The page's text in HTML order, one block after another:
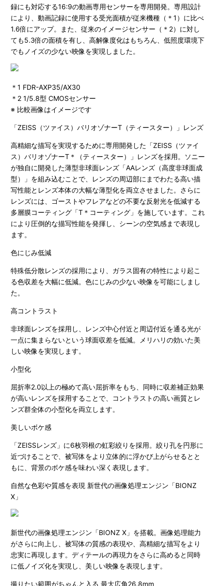
録にも対応する16:9の動画専用センサーを専用開発。専用設計
により、動画記録に使用する受光面積が従来機種（＊1）に比べ
1.6倍にアップ。また、従来のイメージセンサー（＊2）に対し
ても5.3倍の面積を有し、高解像度化はもちろん、低照度環境下
でもノイズの少ない映像を実現しました。
＊1 FDR-AXP35/AX30
＊2 1/5.8型 CMOSセンサー
※ 比較画像はイメージです
「ZEISS（ツァイス）バリオゾナーT（ティースター）」レンズ
高精細な描写を実現するために専用開発した「ZEISS（ツァイ
ス）バリオゾナーT＊（ティースター）」レンズを採用。ソニー
が独自に開発した薄型非球面レンズ「AAレンズ（高度非球面成
型）」を組み込むことで、レンズの周辺部にまでわたる高い描
写性能とレンズ本体の大幅な薄型化を両立させました。さらに
レンズには、ゴーストやフレアなどの不要な反射光を低減する
多層膜コーティング「T＊コーティング」を施しています。これ
により圧倒的な描写性能を発揮し、シーンの空気感まで表現し
ます。
色にじみ低減
特殊低分散レンズの採用により、ガラス固有の特性により起こ
る色収差を大幅に低減。色にじみの少ない映像を可能にしまし
た。
高コントラスト
非球面レンズを採用し、レンズ中心付近と周辺付近を通る光が
一点に集まらないという球面収差を低減。メリハリの効いた美
しい映像を実現します。
小型化
屈折率2.0以上の極めて高い屈折率をもち、同時に収差補正効果
が高いレンズを採用することで、コントラストの高い画質とレ
ンズ群全体の小型化を両立します。
美しいボケ感
「ZEISSレンズ」に6枚羽根の虹彩絞りを採用。絞り孔を円形に
近づけることで、被写体をより立体的に浮かび上がらせるとと
もに、背景のボケ感を味わい深く表現します。
自然な色彩や質感を表現 新世代の画像処理エンジン「BIONZ
X」
新世代の画像処理エンジン「BIONZ X」を搭載。画像処理能力
がさらに向上し、被写体の質感の表現や、高精細な描写をより
忠実に再現します。ディテールの再現力をさらに高めると同時
に低ノイズ化を実現し、美しい映像を表現します。
撮りたい範囲がちゃんと入る 最大広角26.8mm